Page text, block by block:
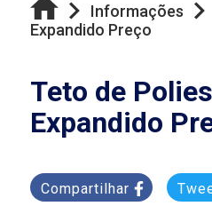
Informações
Expandido Preço
Teto de
Expandido
Compartilhar